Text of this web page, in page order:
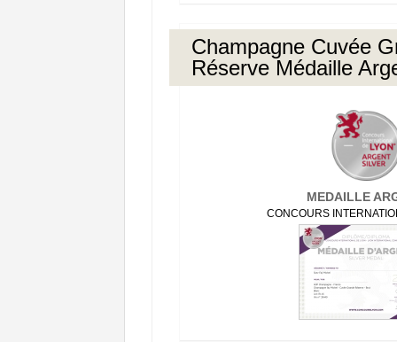
Champagne Cuvée
Réserve Médaille
MEDAILLE
CONCOURS